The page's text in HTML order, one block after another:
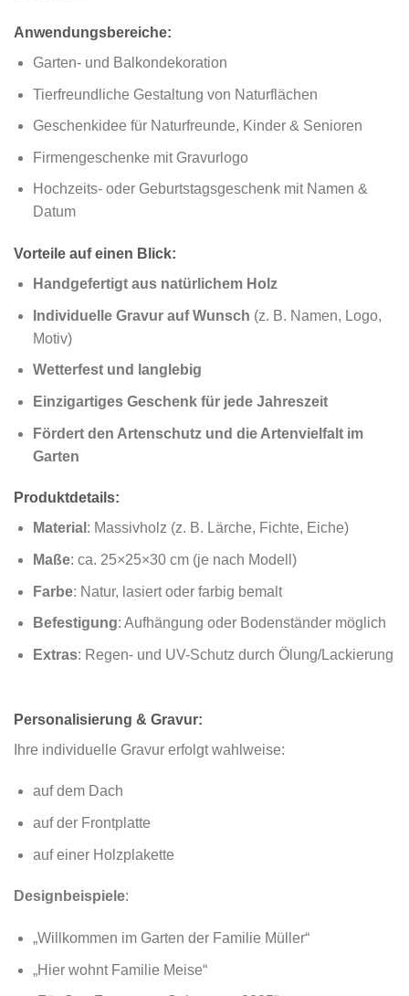
Anwendungsbereiche:
Garten- und Balkondekoration
Tierfreundliche Gestaltung von Naturflächen
Geschenkidee für Naturfreunde, Kinder & Senioren
Firmengeschenke mit Gravurlogo
Hochzeits- oder Geburtstagsgeschenk mit Namen &
Datum
Vorteile auf einen Blick:
Handgefertigt aus natürlichem Holz
Individuelle Gravur auf Wunsch (z. B. Namen, Logo,
Motiv)
Wetterfest und langlebig
Einzigartiges Geschenk für jede Jahreszeit
Fördert den Artenschutz und die Artenvielfalt im
Garten
Produktdetails:
Material : Massivholz (z. B. Lärche, Fichte, Eiche)
Maße: ca. 25×25×30 cm (je nach Modell)
Farbe: Natur, lasiert oder farbig bemalt
Befestigung: Aufhängung oder Bodenständer möglich
Extras: Regen- und UV-Schutz durch Ölung/Lackierung
Personalisierung & Gravur:
Ihre individuelle Gravur erfolgt wahlweise:
auf dem Dach
auf der Frontplatte
auf einer Holzplakette
Designbeispiele:
„Willkommen im Garten der Familie Müller“
„Hier wohnt Familie Meise“